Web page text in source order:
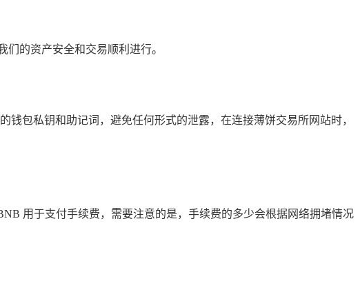
的资产安全和交易顺利进行。
包私钥和助记词，避免任何形式的泄露，在连接薄饼交易所网站时，
用于支付手续费，需要注意的是，手续费的多少会根据网络拥堵情况